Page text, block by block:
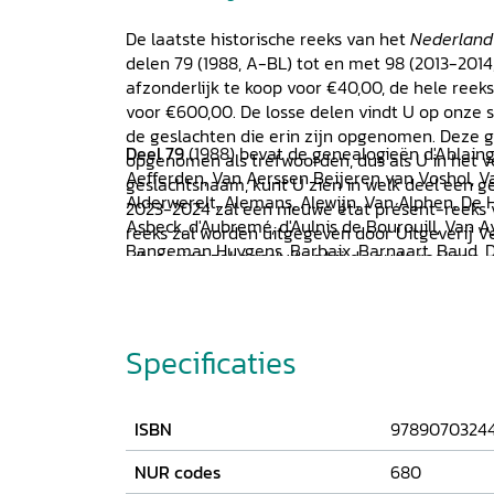
De laatste historische reeks van het
delen 79 (1988, A-BL) tot en met 98 (2013-
afzonderlijk te koop voor €40,00, de hele
voor €600,00. De losse delen vindt U op onze
de geslachten die erin zijn opgenomen. Deze
opgenomen als trefwoorden, dus als U in het
geslachtsnaam, kunt U zien in welk deel een
2023-2024 zal een nieuwe état présent-reeks
reeks zal worden uitgegeven door Uitgeverij
uitvoering zal aansluiten bij de oude reeksen.
Deel 79(1988) bevat de genealogieën
Aefferden, Van Aerssen Beijeren van Voshol,
Alderwerelt, Alemans, Alewijn, Van Alphen, De
Asbeck, d'Aubremé, d'Aulnis de Bourouill, Van
Bangeman Huygens, Barbaix, Barnaart, Baud,
Beeldsnijder, Den Beer Poortugael, Van der
Bentinck, Van den Berch van Heemstede /
Bevervoorden, De Beijer, Van Beijma, Bichon
Rogalla Zawadsky, Van Binckhorst, Bloys van
Specificaties
ISBN
NUR codes
680